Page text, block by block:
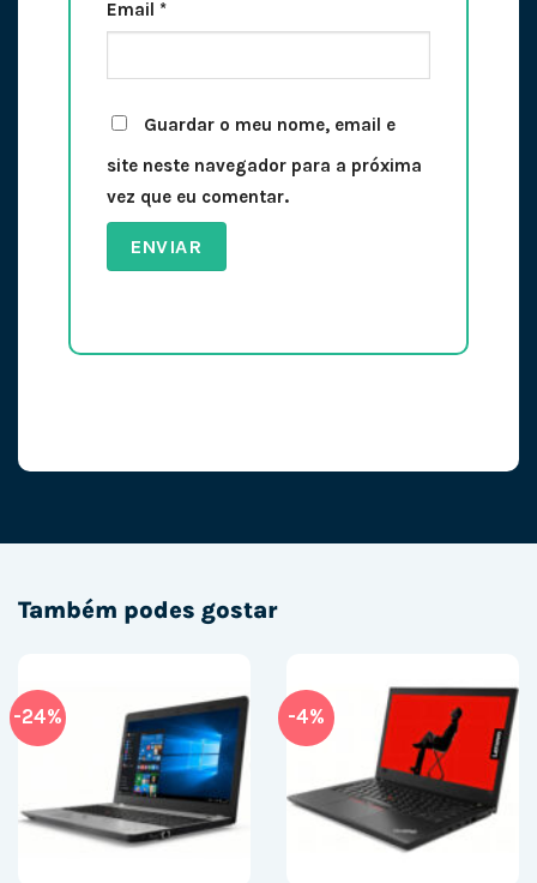
Email *
Guardar o meu nome, email e
site neste navegador para a próxima
vez que eu comentar.
Também podes gostar
-24% -4%